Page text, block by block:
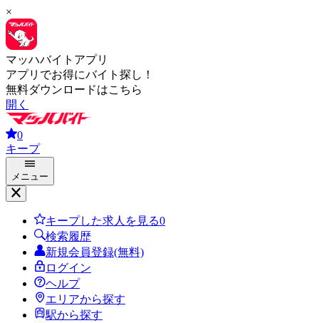
×
マッハバイトアプリ
アプリでお得にバイト探し！
無料ダウンロードはこちら
開く
0
キープ
メニュー
キープした求人を見る0
検索履歴
新規会員登録(無料)
ログイン
ヘルプ
エリアから探す
駅から探す